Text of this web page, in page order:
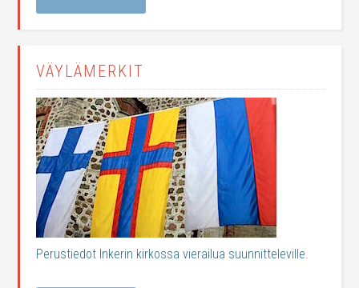
VÄYLÄMERKIT
Perustiedot Inkerin kirkossa vierailua suunnitteleville.